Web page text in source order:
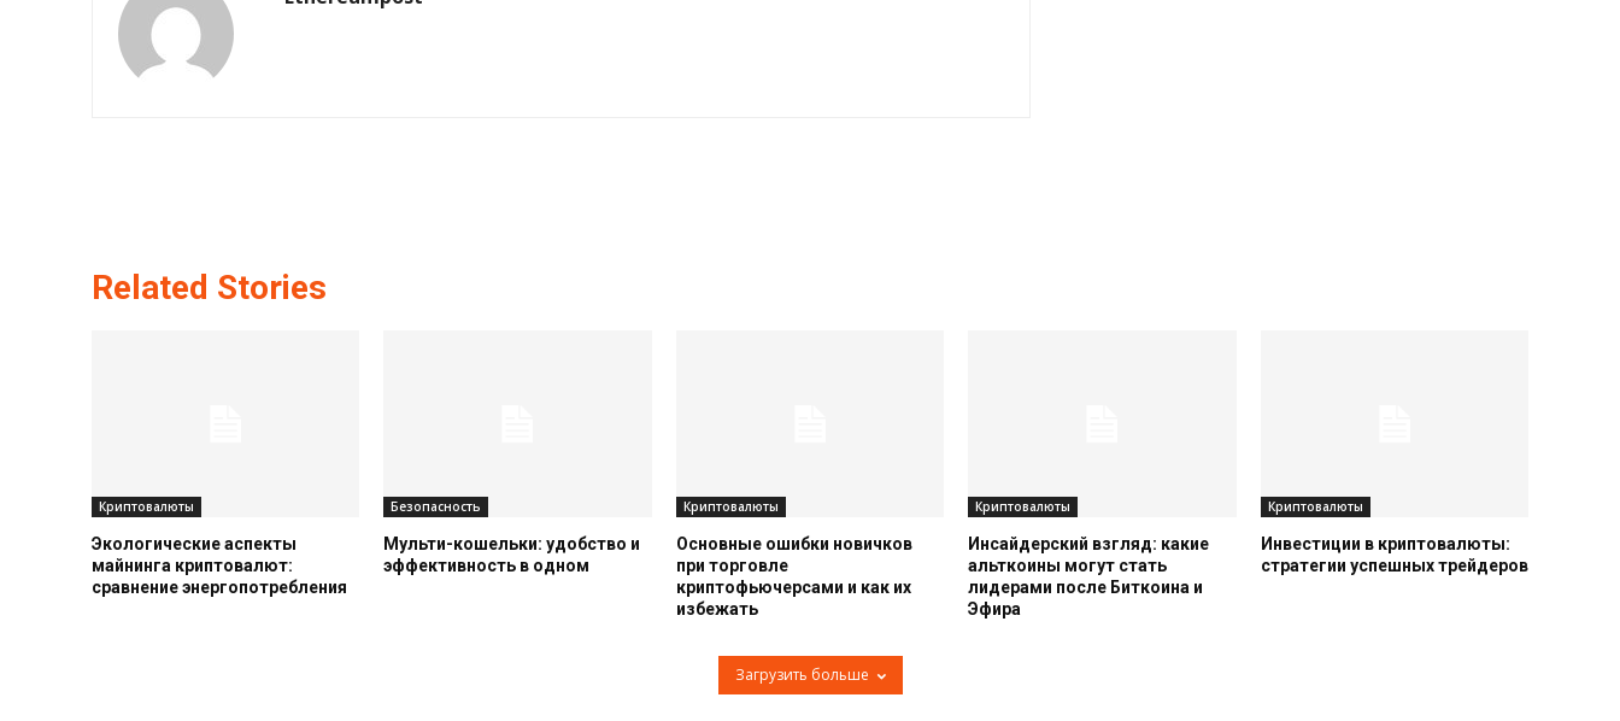
Related Stories
Криптовалюты
Экологические аспекты
майнинга криптовалют:
сравнение энергопотребления
Безопасность
Мульти-кошельки: удобство и
эффективность в одном
Криптовалюты
Основные ошибки новичков
при торговле
криптофьючерсами и как их
избежать
Криптовалюты
Инсайдерский взгляд: какие
альткоины могут стать
лидерами после Биткоина и
Эфира
Криптовалюты
Инвестиции в криптовалюты:
стратегии успешных трейдеров
Загрузить больше